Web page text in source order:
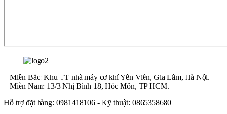
– Miền Bắc: Khu TT nhà máy cơ khí Yên Viên, Gia Lâm, Hà Nội.
– Miền Nam: 13/3 Nhị Bình 18, Hóc Môn, TP HCM.
Hỗ trợ đặt hàng: 0981418106 - Kỹ thuật: 0865358680